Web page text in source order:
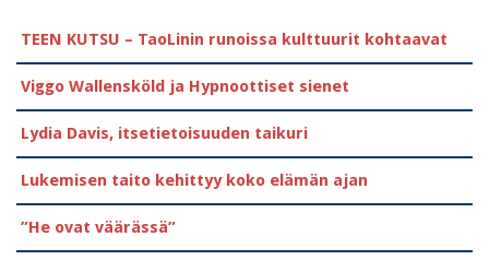
TEEN KUTSU – TaoLinin runoissa kulttuurit kohtaavat
Viggo Wallensköld ja Hypnoottiset sienet
Lydia Davis, itsetietoisuuden taikuri
Lukemisen taito kehittyy koko elämän ajan
”He ovat väärässä”